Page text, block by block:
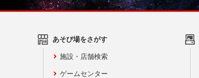
あそび場をさがす
施設・店舗検索
ゲームセンター